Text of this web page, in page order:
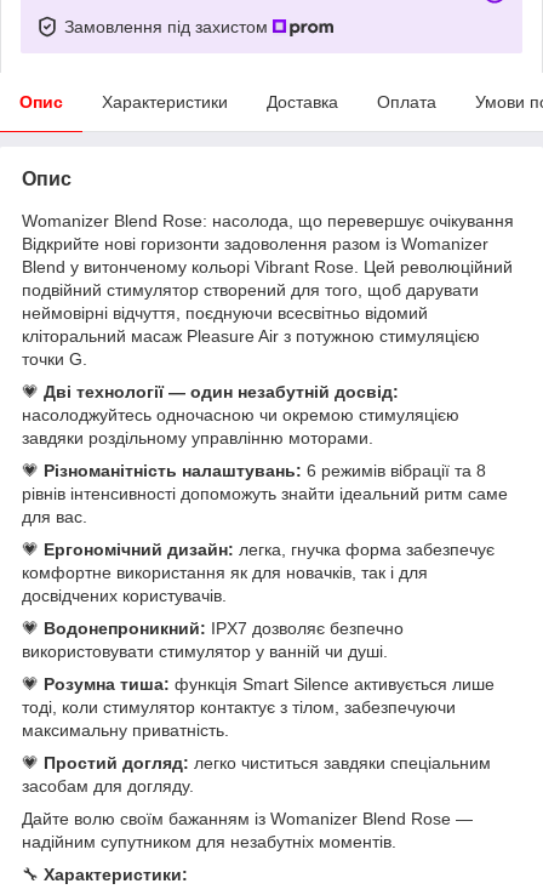
Замовлення під захистом
Опис Характеристики Доставка Оплата Умови
Опис
Womanizer Blend Rose: насолода, що перевершує очікування
Відкрийте нові горизонти задоволення разом із Womanizer
Blend у витонченому кольорі Vibrant Rose. Цей революційний
подвійний стимулятор створений для того, щоб дарувати
неймовірні відчуття, поєднуючи всесвітньо відомий
кліторальний масаж Pleasure Air з потужною стимуляцією
точки G.
💗 Дві технології — один незабутній досвід:
насолоджуйтесь одночасною чи окремою стимуляцією
завдяки роздільному управлінню моторами.
💗 Різноманітність налаштувань: 6 режимів вібрації та 8
рівнів інтенсивності допоможуть знайти ідеальний ритм саме
для вас.
💗 Ергономічний дизайн: легка, гнучка форма забезпечує
комфортне використання як для новачків, так і для
досвідчених користувачів.
💗 Водонепроникний: IPX7 дозволяє безпечно
використовувати стимулятор у ванній чи душі.
💗 Розумна тиша: функція Smart Silence активується лише
тоді, коли стимулятор контактує з тілом, забезпечуючи
максимальну приватність.
💗 Простий догляд: легко чиститься завдяки спеціальним
засобам для догляду.
Дайте волю своїм бажанням із Womanizer Blend Rose —
надійним супутником для незабутніх моментів.
🔧 Характеристики: